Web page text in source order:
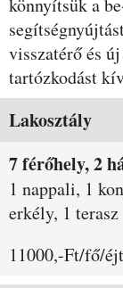
könnyítsük a
visszatérő és
tartózkodást
Szobák és árak
Lakosztály
7 férőhely, 2
1 nappali, 1
erkély, 1 terasz
11000,-Ft/fő/